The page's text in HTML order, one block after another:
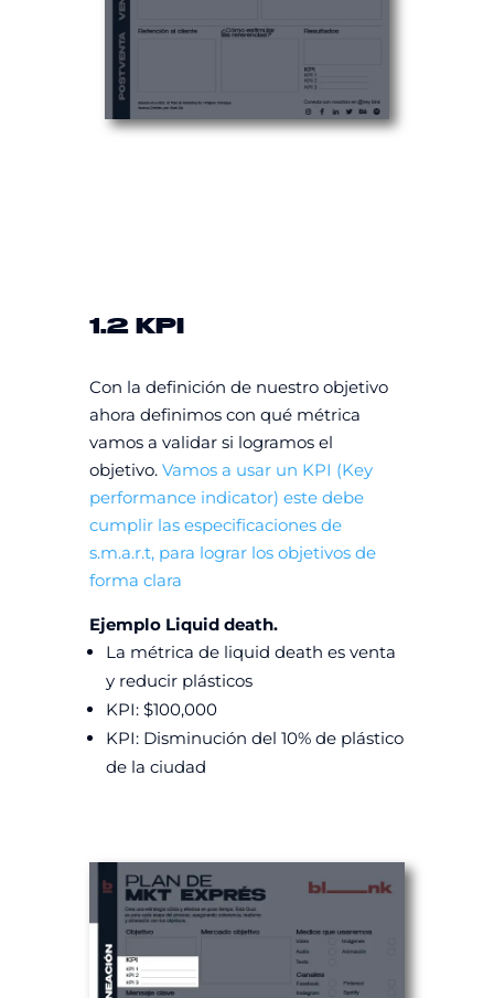
1.2 KPI
Con la definición de nuestro objetivo
ahora definimos con qué métrica
vamos a validar si logramos el
objetivo. Vamos a usar un KPI (Key
performance indicator) este debe
cumplir las especificaciones de
s.m.a.r.t, para lograr los objetivos de
forma clara
Ejemplo Liquid death.
La métrica de liquid death es venta
y reducir plásticos
KPI: $100,000
KPI: Disminución del 10% de plástico
de la ciudad